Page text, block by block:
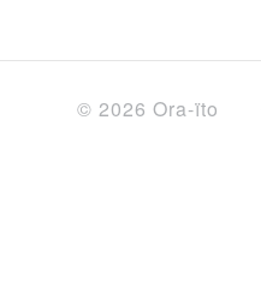
© 2026 Ora-ïto